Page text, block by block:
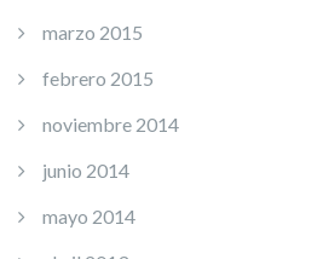
marzo 2015
febrero 2015
noviembre 2014
junio 2014
mayo 2014